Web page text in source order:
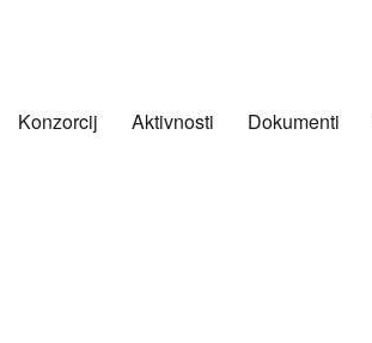
Konzorcij Aktivnosti Dokumenti